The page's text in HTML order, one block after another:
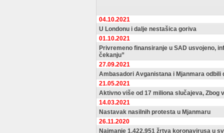
04.10.2021
U Londonu i dalje nestašica goriva
01.10.2021
Privremeno finansiranje u SAD usvojeno,
čekanju”
27.09.2021
Ambasadori Avganistana i Mjanmara odbili
21.05.2021
Aktivno više od 17 miliona slučajeva, Zbog
14.03.2021
Nastavak nasilnih protesta u Mjanmaru
26.11.2020
Najmanje 1.422.951 žrtva koronavirusa u